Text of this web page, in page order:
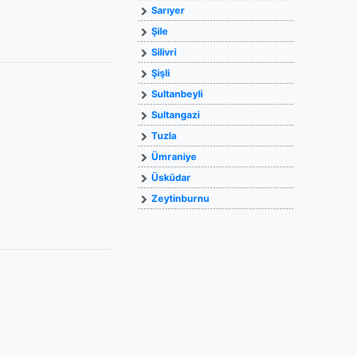
Sarıyer
Şile
Silivri
Şişli
Sultanbeyli
Sultangazi
Tuzla
Ümraniye
Üsküdar
Zeytinburnu